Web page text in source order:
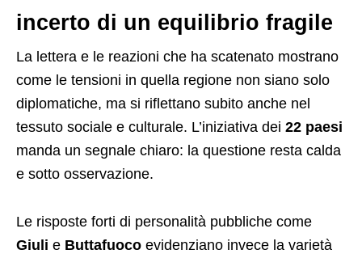
incerto di un equilibrio fragile
La lettera e le reazioni che ha scatenato mostrano
come le tensioni in quella regione non siano solo
diplomatiche, ma si riflettano subito anche nel
tessuto sociale e culturale. L’iniziativa dei 22 paesi
manda un segnale chiaro: la questione resta calda
e sotto osservazione.
Le risposte forti di personalità pubbliche come
Giuli e Buttafuoco evidenziano invece la varietà